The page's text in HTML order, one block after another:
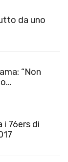
da uno
“Non
i 76ers di